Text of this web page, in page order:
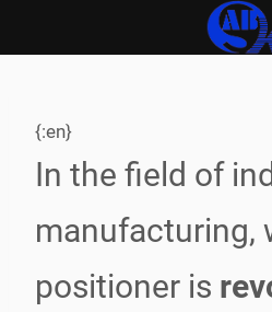
content
{:en}
In the field of
manufacturing,
positioner is